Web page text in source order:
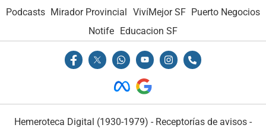
Podcasts Mirador Provincial VivíMejor SF Puerto Negocios
Notife
Educacion SF
Hemeroteca Digital (1930-1979) - Receptorías de avisos -